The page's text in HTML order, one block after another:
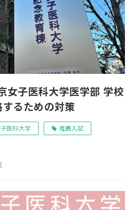
女子医科大学医学部 学校
るための対策
医科大学 推薦入試